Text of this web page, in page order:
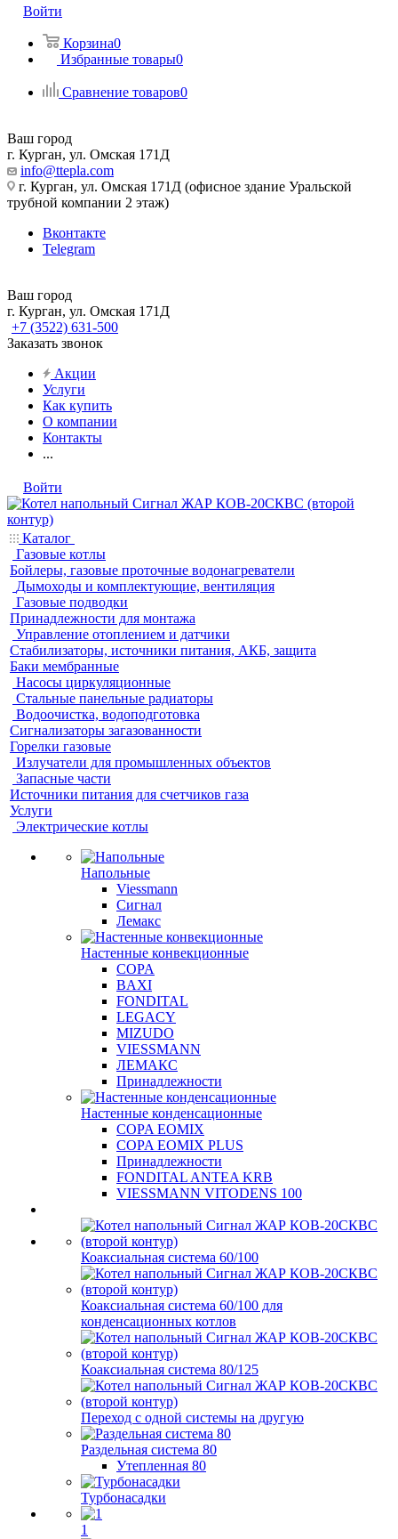
Войти
Корзина0
Избранные товары0
Сравнение товаров0
Ваш город
г. Курган, ул. Омская 171Д
info@ttepla.com
г. Курган, ул. Омская 171Д (офисное здание Уральской
трубной компании 2 этаж)
Вконтакте
Telegram
Ваш город
г. Курган, ул. Омская 171Д
+7 (3522) 631-500
Заказать звонок
Акции
Услуги
Как купить
О компании
Контакты
...
Войти
Каталог
Газовые котлы
Бойлеры, газовые проточные водонагреватели
Дымоходы и комплектующие, вентиляция
Газовые подводки
Принадлежности для монтажа
Управление отоплением и датчики
Стабилизаторы, источники питания, АКБ, защита
Баки мембранные
Насосы циркуляционные
Стальные панельные радиаторы
Водоочистка, водоподготовка
Сигнализаторы загазованности
Горелки газовые
Излучатели для промышленных объектов
Запасные части
Источники питания для счетчиков газа
Услуги
Электрические котлы
Напольные
Viessmann
Сигнал
Лемакс
Настенные конвекционные
COPA
BAXI
FONDITAL
LEGACY
MIZUDO
VIESSMANN
ЛЕМАКС
Принадлежности
Настенные конденсационные
COPA EOMIX
COPA EOMIX PLUS
Принадлежности
FONDITAL ANTEA KRB
VIESSMANN VITODENS 100
Коаксиальная система 60/100
Коаксиальная система 60/100 для
конденсационных котлов
Коаксиальная система 80/125
Переход с одной системы на другую
Раздельная система 80
Утепленная 80
Турбонасадки
1